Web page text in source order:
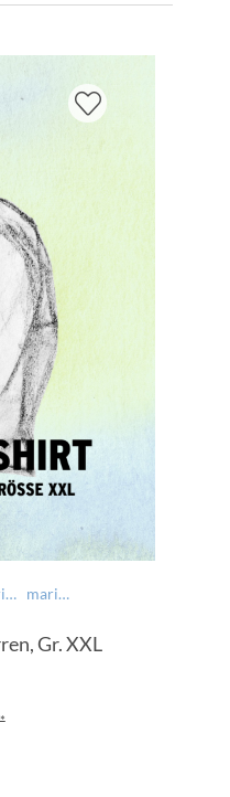
marine: Gscheidhaferl marine: So hamma fei ned gwett
Gr. XXL